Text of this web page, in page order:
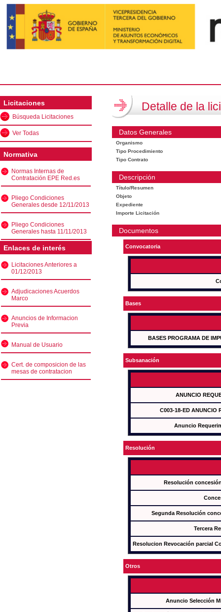
Licitaciones
Búsqueda Licitaciones
Ver Todas
Normativa
Normas Internas de
Contratación EPE Red.es
Pliego Condiciones
Generales desde 12/11/2013
Pliego Condiciones
Generales hasta 11/11/2013
Enlaces de interés
Licitaciones Anteriores a
01/12/2013
Adjudicaciones Acuerdos
Marco
Anuncios de Informacion
Previa
Manual de Usuario
Cert. de composicion de las
mesas de contratacion
Detalle de la
Datos Generales
Organismo
Tipo Procedimiento
Tipo Contrato
Descripción
Título/Resumen
Objeto
Expediente
Importe Licitación
Documentos
Convocatoria
Bases
BASES PROGRAMA DE
Subsanación
ANUNCIO
C003-18-ED ANUNCIO
Anuncio
Resolución
Resolución
Segunda Resolución
Tercera
Resolucion Revocación parcial
Otros
Anuncio Selección